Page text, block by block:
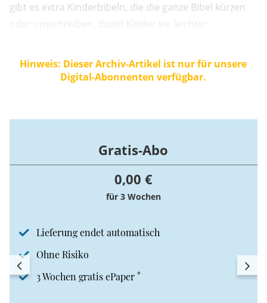
gibt es extra Kinderbibeln, die die ganze Bibel kürzen
große Erwachsenenbibel schauen, die aus der der
Priester in der heiligen Messe vorliest. Was steht
Hinweis: Dieser Archiv-Artikel ist nur für unsere
Digital-Abonnenten verfügbar.
Gratis-Abo
0,00 €
für 3 Wochen
Lieferung endet automatisch
Ohne Risiko
3 Wochen gratis ePaper *